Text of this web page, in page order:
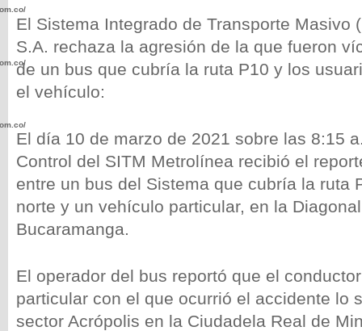
El Sistema Integrado de Transporte Masivo
S.A. rechaza la agresión de la que fueron
de un bus que cubría la ruta P10 y los
el vehículo:
El día 10 de marzo de 2021 sobre las 8:15
Control del SITM Metrolínea recibió el
entre un bus del Sistema que cubría la ruta
norte y un vehículo particular, en la
Bucaramanga.
El operador del bus reportó que el
particular con el que ocurrió el accidente lo
sector Acrópolis en la Ciudadela Real de
wp-
wp-
wp-
wp-
wp-